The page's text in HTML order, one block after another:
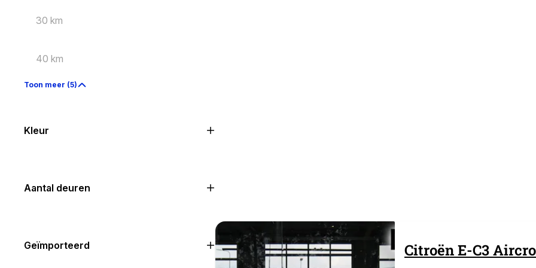
30 km
40 km
Toon meer (5)
Kleur
Aantal deuren
Geïmporteerd CitroënE-C3